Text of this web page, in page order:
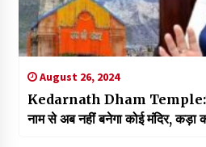
August 26, 2024
Kedarnath Dham
नाम से अब नहीं बनेगा कोई मंदिर,